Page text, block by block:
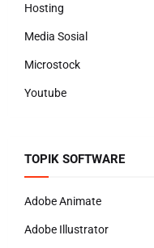
Hosting
Media Sosial
Microstock
Youtube
TOPIK SOFTWARE
Adobe Animate
Adobe Illustrator